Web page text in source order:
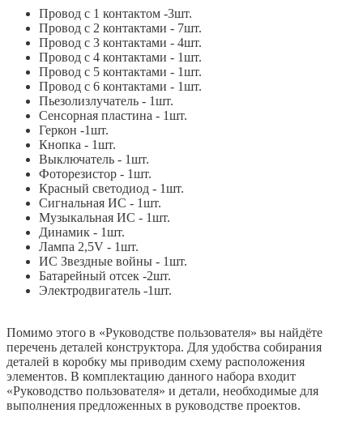
Провод с 1 контактом -3шт.
Провод с 2 контактами - 7шт.
Провод с 3 контактами - 4шт.
Провод с 4 контактами - 1шт.
Провод с 5 контактами - 1шт.
Провод с 6 контактами - 1шт.
Пьезолизлучатель - 1шт.
Сенсорная пластина - 1шт.
Геркон -1шт.
Кнопка - 1шт.
Выключатель - 1шт.
Фоторезистор - 1шт.
Красный светодиод - 1шт.
Сигнальная ИС - 1шт.
Музыкальная ИС - 1шт.
Динамик - 1шт.
Лампа 2,5V - 1шт.
ИС Звездные войны - 1шт.
Батарейный отсек -2шт.
Электродвигатель -1шт.
Помимо этого в «Руководстве пользователя» вы найдёте
перечень деталей конструктора. Для удобства собирания
деталей в коробку мы приводим схему расположения
элементов. В комплектацию данного набора входит
«Руководство пользователя» и детали, необходимые для
выполнения предложенных в руководстве проектов.